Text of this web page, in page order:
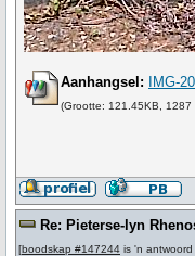
Aanhangsel: IMG-
(Grootte: 121.45KB, 1287
Re: Pieterse-lyn
[boodskap #147244 is 'n antwoord